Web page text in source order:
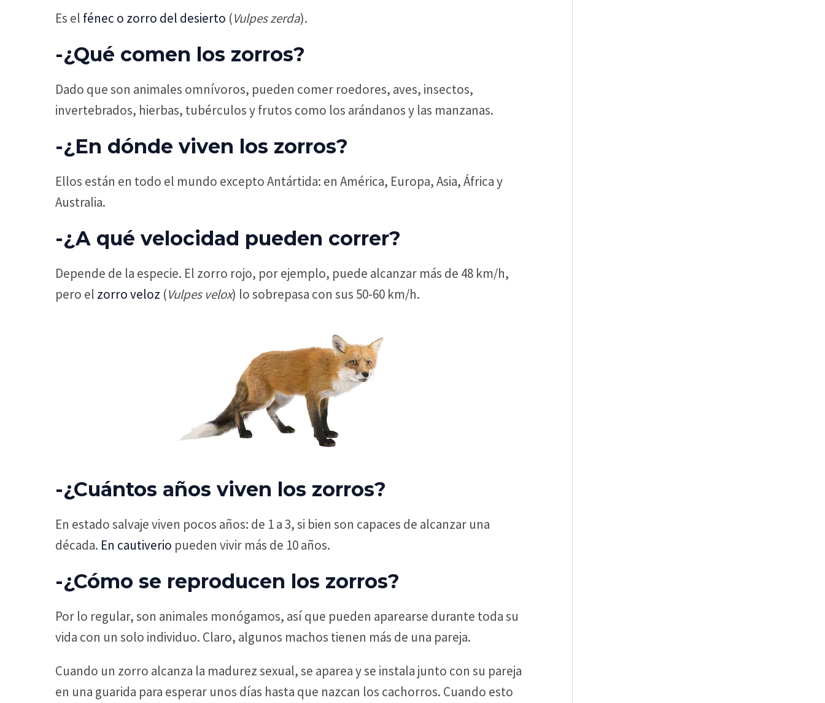
Es el fénec o zorro del desierto (Vulpes zerda).
-¿Qué comen los zorros?
Dado que son animales omnívoros, pueden comer roedores, aves, insectos,
invertebrados, hierbas, tubérculos y frutos como los arándanos y las manzanas.
-¿En dónde viven los zorros?
Ellos están en todo el mundo excepto Antártida: en América, Europa, Asia, África y
Australia.
-¿A qué velocidad pueden correr?
Depende de la especie. El zorro rojo, por ejemplo, puede alcanzar más de 48 km/h,
pero el zorro veloz (Vulpes velox) lo sobrepasa con sus 50-60 km/h.
-¿Cuántos años viven los zorros?
En estado salvaje viven pocos años: de 1 a 3, si bien son capaces de alcanzar una
década. En cautiverio pueden vivir más de 10 años.
-¿Cómo se reproducen los zorros?
Por lo regular, son animales monógamos, así que pueden aparearse durante toda su
vida con un solo individuo. Claro, algunos machos tienen más de una pareja.
Cuando un zorro alcanza la madurez sexual, se aparea y se instala junto con su pareja
en una guarida para esperar unos días hasta que nazcan los cachorros. Cuando esto